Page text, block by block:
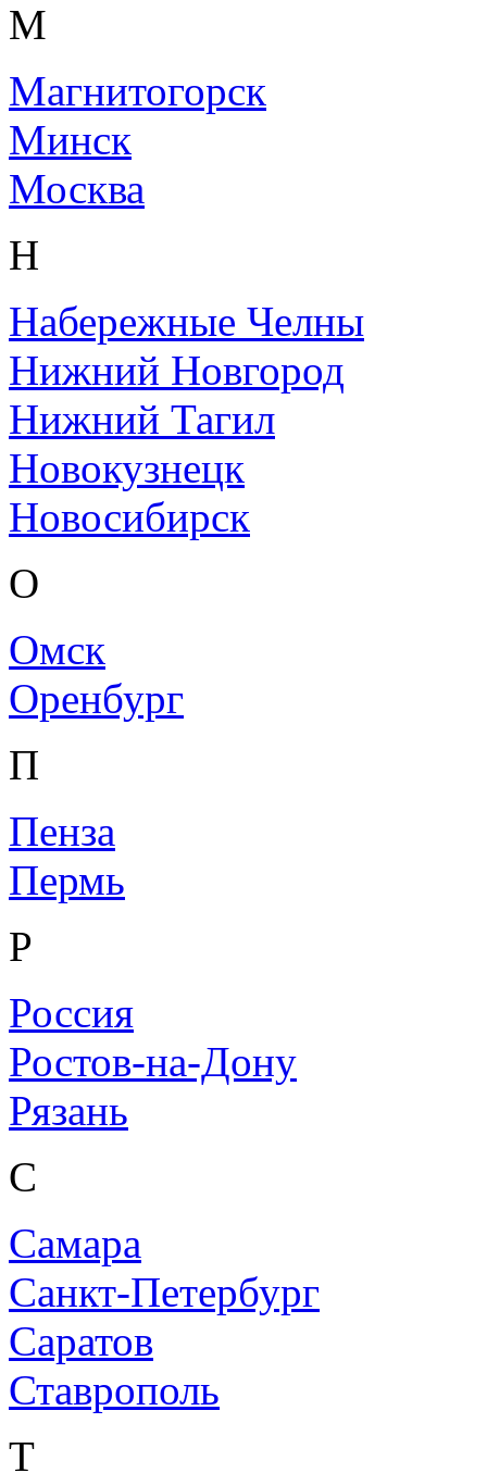
М
Магнитогорск
Минск
Москва
Н
Набережные Челны
Нижний Новгород
Нижний Тагил
Новокузнецк
Новосибирск
О
Омск
Оренбург
П
Пенза
Пермь
Р
Россия
Ростов-на-Дону
Рязань
С
Самара
Санкт-Петербург
Саратов
Ставрополь
Т